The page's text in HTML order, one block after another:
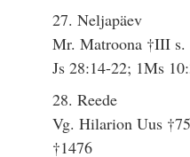
27. Neljapäev
Mr. Matroona †III s.
Js 28:14-22; 1Ms
28. Reede
Vg. Hilarion Uus
†1476